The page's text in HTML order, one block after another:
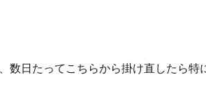
数日たってこちらから掛け直したら特